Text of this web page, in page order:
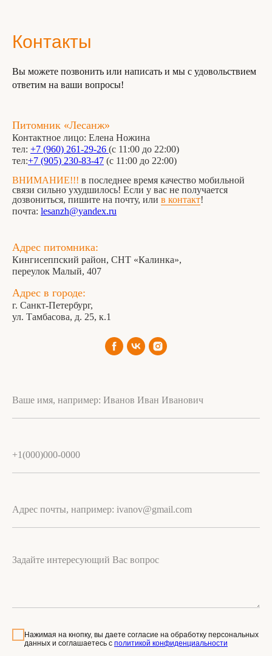
Контакты
Вы можете позвонить или написать и мы с удовольствием
ответим на ваши вопросы!
Питомник «Лесанж»
Контактное лицо: Елена Ножина
тел: +7 (960) 261-29-26 (с 11:00 до 22:00)
тел:+7 (905) 230-83-47 (с 11:00 до 22:00)
ВНИМАНИЕ!!! в последнее время качество мобильной
связи сильно ухудшилось! Если у вас не получается
дозвониться, пишите на почту, или в контакт!
почта: lesanzh@yandex.ru
Адрес питомника:
Кингисеппский район, СНТ «Калинка»,
переулок Малый, 407
Адрес в городе:
г. Санкт-Петербург,
ул. Тамбасова, д. 25, к.1
Нажимая на кнопку, вы даете согласие на обработку персональных
данных и соглашаетесь c политикой конфиденциальности